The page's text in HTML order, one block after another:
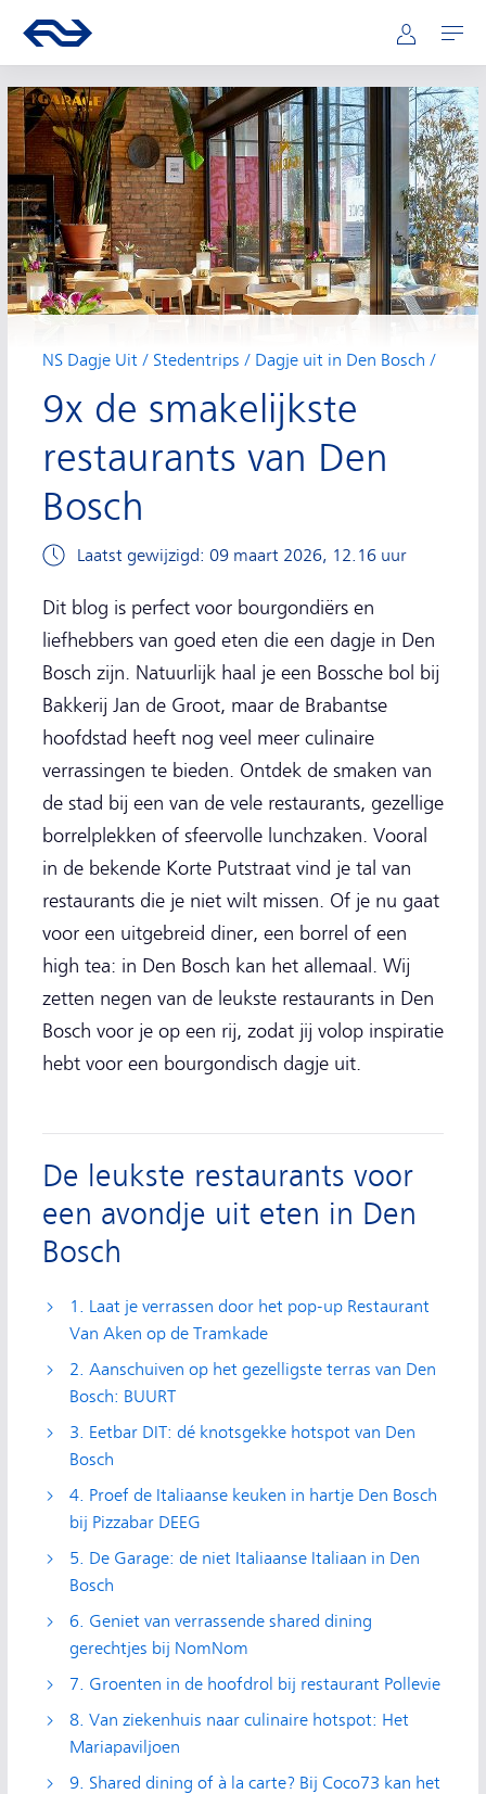
Hoofdnavigatie
Ga naar de homepage van ns.nl Mijn NS
Openen
NS Dagje Uit Stedentrips Dagje uit in Den Bosch
9x de smakelijkste
restaurants van Den
Bosch
Laatst gewijzigd: 09 maart 2026, 12.16 uur
Dit blog is perfect voor bourgondiërs en
liefhebbers van goed eten die een dagje in Den
Bosch zijn. Natuurlijk haal je een Bossche bol bij
Bakkerij Jan de Groot, maar de Brabantse
hoofdstad heeft nog veel meer culinaire
verrassingen te bieden. Ontdek de smaken van
de stad bij een van de vele restaurants, gezellige
borrelplekken of sfeervolle lunchzaken. Vooral
in de bekende Korte Putstraat vind je tal van
restaurants die je niet wilt missen. Of je nu gaat
voor een uitgebreid diner, een borrel of een
high tea: in Den Bosch kan het allemaal. Wij
zetten negen van de leukste restaurants in Den
Bosch voor je op een rij, zodat jij volop inspiratie
hebt voor een bourgondisch dagje uit.
De leukste restaurants voor
een avondje uit eten in Den
Bosch
1. Laat je verrassen door het pop-up Restaurant
Van Aken op de Tramkade
2. Aanschuiven op het gezelligste terras van Den
Bosch: BUURT
3. Eetbar DIT: dé knotsgekke hotspot van Den
Bosch
4. Proef de Italiaanse keuken in hartje Den Bosch
bij Pizzabar DEEG
5. De Garage: de niet Italiaanse Italiaan in Den
Bosch
6. Geniet van verrassende shared dining
gerechtjes bij NomNom
7. Groenten in de hoofdrol bij restaurant Pollevie
8. Van ziekenhuis naar culinaire hotspot: Het
Mariapaviljoen
9. Shared dining of à la carte? Bij Coco73 kan het